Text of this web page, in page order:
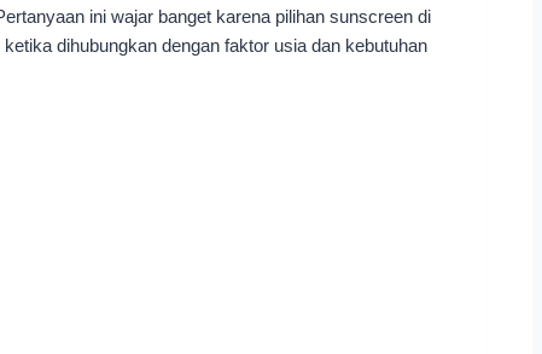
ini wajar banget karena pilihan sunscreen di
dihubungkan dengan faktor usia dan kebutuhan